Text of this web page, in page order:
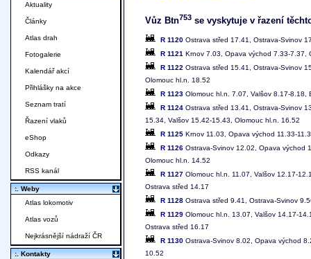
Vůz Btn753 se vyskytuje v řazení
R 1120 Ostrava střed 17.41, Ostrava-Svinov
R 1121 Krnov 7.03, Opava východ 7.33-7.37,
R 1122 Ostrava střed 15.41, Ostrava-Svinov
Olomouc hl.n. 18.52
R 1123 Olomouc hl.n. 7.07, Valšov 8.17-
R 1124 Ostrava střed 13.41, Ostrava-Svinov
15.34, Valšov 15.42-15.43, Olomouc hl.n. 16.52
R 1125 Krnov 11.03, Opava východ 11.33-
R 1126 Ostrava-Svinov 12.02, Opava východ
Olomouc hl.n. 14.52
R 1127 Olomouc hl.n. 11.07, Valšov 12.17-
Ostrava střed 14.17
R 1128 Ostrava střed 9.41, Ostrava-Svinov
R 1129 Olomouc hl.n. 13.07, Valšov 14.17-
Ostrava střed 16.17
R 1130 Ostrava-Svinov 8.02, Opava východ
10.52
Aktuality
Články
Atlas drah
Fotogalerie
Kalendář akcí
Přihlášky na akce
Seznam tratí
Řazení vlaků
eShop
Odkazy
RSS kanál
:. Weby
Atlas lokomotiv
Atlas vozů
Nejkrásnější nádraží ČR
:. Kontakty